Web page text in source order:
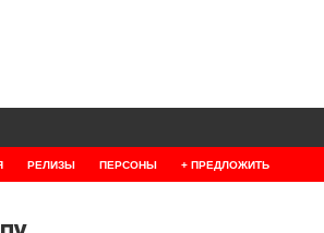
РЕЛИЗЫ ПЕРСОНЫ + ПРЕДЛОЖИТЬ